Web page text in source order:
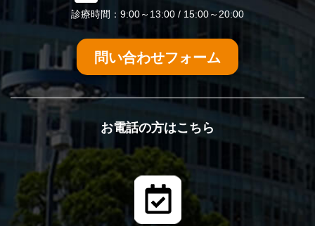
診療時間：9:00～13:00 / 15:00～20:00
問い合わせフォーム
お電話の方はこちら